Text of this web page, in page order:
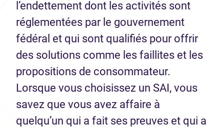
l’endettement dont les activités sont
réglementées par le gouvernement
fédéral et qui sont qualifiés pour offrir
des solutions comme les faillites et les
propositions de consommateur.
Lorsque vous choisissez un SAI, vous
savez que vous avez affaire à
quelqu’un qui a fait ses preuves et qui a